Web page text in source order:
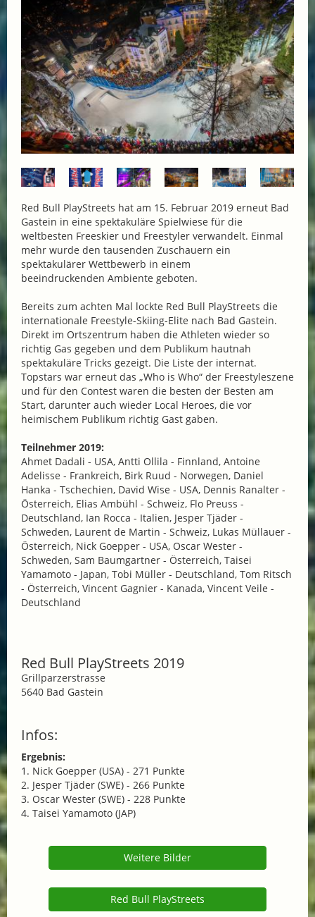
Red Bull PlayStreets hat am 15. Februar 2019 erneut Bad
Gastein in eine spektakuläre Spielwiese für die
weltbesten Freeskier und Freestyler verwandelt. Einmal
mehr wurde den tausenden Zuschauern ein
spektakulärer Wettbewerb in einem
beeindruckenden Ambiente geboten.
Bereits zum achten Mal lockte Red Bull PlayStreets die
internationale Freestyle-Skiing-Elite nach Bad Gastein.
Direkt im Ortszentrum haben die Athleten wieder so
richtig Gas gegeben und dem Publikum hautnah
spektakuläre Tricks gezeigt. Die Liste der internat.
Topstars war erneut das „Who is Who“ der Freestyleszene
und für den Contest waren die besten der Besten am
Start, darunter auch wieder Local Heroes, die vor
heimischem Publikum richtig Gast gaben.
Teilnehmer 2019:
Ahmet Dadali - USA, Antti Ollila - Finnland, Antoine
Adelisse - Frankreich, Birk Ruud - Norwegen, Daniel
Hanka - Tschechien, David Wise - USA, Dennis Ranalter -
Österreich, Elias Ambühl - Schweiz, Flo Preuss -
Deutschland, Ian Rocca - Italien, Jesper Tjäder -
Schweden, Laurent de Martin - Schweiz, Lukas Müllauer -
Österreich, Nick Goepper - USA, Oscar Wester -
Schweden, Sam Baumgartner - Österreich, Taisei
Yamamoto - Japan, Tobi Müller - Deutschland, Tom Ritsch
- Österreich, Vincent Gagnier - Kanada, Vincent Veile -
Deutschland
Red Bull PlayStreets 2019
Grillparzerstrasse
5640 Bad Gastein
Infos:
Ergebnis:
1. Nick Goepper (USA) - 271 Punkte
2. Jesper Tjäder (SWE) - 266 Punkte
3. Oscar Wester (SWE) - 228 Punkte
4. Taisei Yamamoto (JAP)
Weitere Bilder
Red Bull PlayStreets